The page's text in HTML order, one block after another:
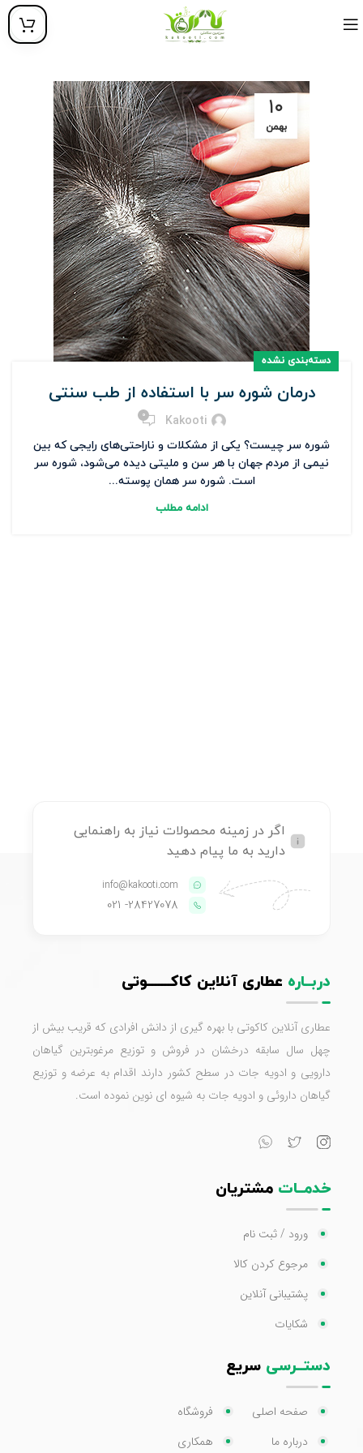
۱۰
بهمن
دسته‌بندی نشده
درمان شوره سر با استفاده از طب سنتی
Kakooti
0
شوره سر چیست؟ یکی از مشکلات و ناراحتی‌های رایجی که بین
نیمی از مردم جهان با هر سن و ملیتی دیده می‌شود، شوره سر
است. شوره سر همان پوسته‌...
ادامه مطلب
اگر در زمینه محصولات نیاز به راهنمایی
دارید به ما پیام دهید
info@kakooti.com
28427078
- 021
دربــاره عطاری آنلاین کاکـــــــوتی
عطاری آنلاین کاکوتی با بهره گیری از دانش افرادی که قریب بیش از
چهل سال سابقه درخشان در فروش و توزیع مرغوبترین گیاهان
دارویی و ادویه جات در سطح کشور دارند اقدام به عرضه و توزیع
گیاهان داروئی و ادویه جات به شیوه ای نوین نموده است.
خدمــات مشتریان
ورود / ثبت نام
مرجوع کردن کالا
پشتیبانی آنلاین
شکایات
دستــرسی سریع
صفحه اصلی
درباره ما
فروشگاه
همکاری